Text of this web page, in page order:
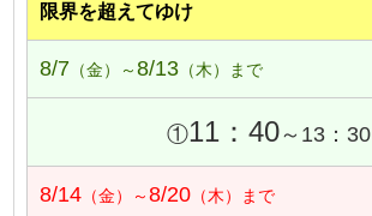
限界を超えてゆけ
8/7 （金）～8/13 （木）まで
①11：40～13：30
8/14 （金）～8/20 （木）まで